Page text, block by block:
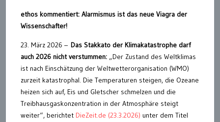
ethos kommentiert: Alarmismus ist das neue Viagra der
Wissenschafter!
23. März 2026 – Das Stakkato der Klimakatastrophe darf
auch 2026 nicht verstummen: „Der Zustand des Weltklimas
ist nach Einschätzung der Weltwetterorganisation (WMO)
zurzeit katastrophal. Die Temperaturen steigen, die Ozeane
heizen sich auf, Eis und Gletscher schmelzen und die
Treibhausgaskonzentration in der Atmosphäre steigt
weiter“, berichtet DieZeit.de (23.3.2026) unter dem Titel